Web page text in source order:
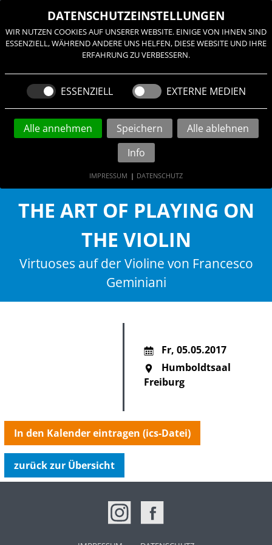
≡
THE ART OF PLAYING ON
THE VIOLIN
Virtuoses auf der Violine von Francesco
Geminiani
Fr,05.05.2017
Humboldtsaal
Freiburg
In den Kalender eintragen (ics-Datei)
zurück zur Übersicht
DATENSCHUTZEINSTELLUNGEN
WIR NUTZEN COOKIES AUF UNSERER WEBSITE. EINIGE VON IHNEN SIND
ESSENZIELL, WÄHREND ANDERE UNS HELFEN, DIESE WEBSITE UND IHRE
ERFAHRUNG ZU VERBESSERN.
ESSENZIELL EXTERNE MEDIEN
Alle annehmen Speichern
Alle ablehnen
Info
IMPRESSUM | DATENSCHUTZ